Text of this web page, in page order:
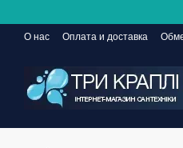
О нас Оплата и доставка